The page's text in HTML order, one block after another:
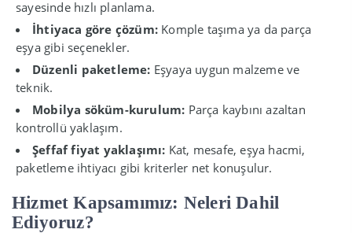
sayesinde hızlı planlama.
İhtiyaca göre çözüm: Komple taşıma ya da parça
eşya gibi seçenekler.
Düzenli paketleme: Eşyaya uygun malzeme ve
teknik.
Mobilya söküm-kurulum: Parça kaybını azaltan
kontrollü yaklaşım.
Şeffaf fiyat yaklaşımı: Kat, mesafe, eşya hacmi,
paketleme ihtiyacı gibi kriterler net konuşulur.
Hizmet Kapsamımız: Neleri Dahil
Ediyoruz?